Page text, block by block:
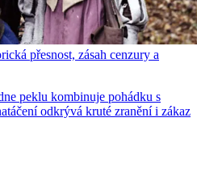
přesnost, zásah cenzury a
peklu kombinuje pohádku s
odkrývá kruté zranění i zákaz